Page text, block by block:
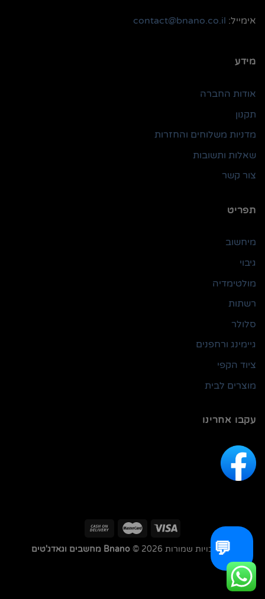
אימייל: contact@bnano.co.il
מידע
אודות החברה
תקנון
מדניות משלוחים והחזרות
שאלות ותשובות
צור קשר
תפריט
מיחשוב
גיבוי
מולטימדיה
רשתות
סלולר
גיימינג ורחפנים
ציוד הקפי
מוצרים לבית
עקבו אחרינו
כל הזכויות שמורות 2026 © Bnano מחשבים וגאדג'טים 💬